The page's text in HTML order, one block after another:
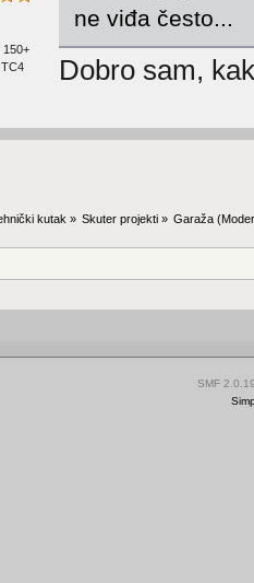
150+
ne viđa često...
Dobro sam,
kutak » Skuter projekti» Garaža
SMF